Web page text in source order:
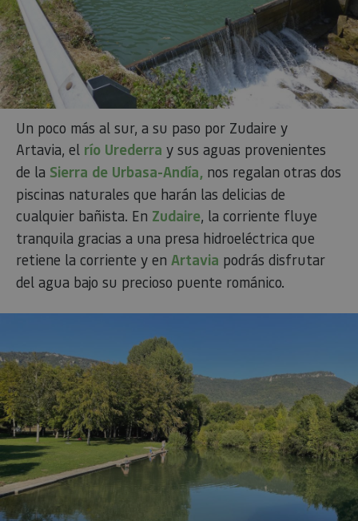
Un poco más al sur, a su paso por Zudaire y
Artavia, el río Urederra y sus aguas provenientes
de la Sierra de Urbasa-Andía, nos regalan otras dos
piscinas naturales que harán las delicias de
cualquier bañista. En Zudaire, la corriente fluye
tranquila gracias a una presa hidroeléctrica que
retiene la corriente y en Artavia podrás disfrutar
del agua bajo su precioso puente románico.